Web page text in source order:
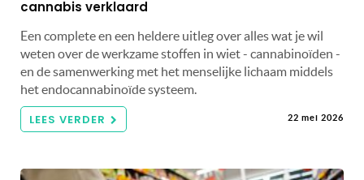
cannabis verklaard
Een complete en een heldere uitleg over alles wat je wil
weten over de werkzame stoffen in wiet - cannabinoïden -
en de samenwerking met het menselijke lichaam middels
het endocannabinoïde systeem.
LEES VERDER 22 mei 2026